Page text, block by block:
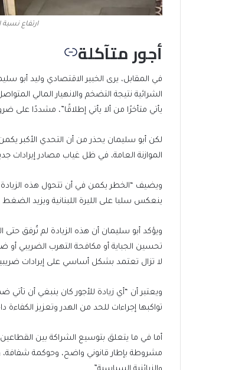
ارتفاع نسبة
أجور متآكلة
في المقابل، يرى الخبير الاقتصادي وليد أبو
الشرائية نتيجة التضخم والانهيار المالي
يأتي متأخرًا من ألا يأتي إطلاقًا”، مشددًا
لكن أبو سليمان يحذر من أن التحدي الأكبر
الموازنة العامة، في ظل غياب مصادر إيرادات
ويضيف “الخطر يكمن في أن تتحول هذه
ينعكس سلبا على الليرة اللبنانية ويزيد
ويؤكد أبو سليمان أن هذه الزيادة لم تُرفق
تحسين الجباية أو مكافحة التهرب الضريبي أو
لا تزال تعتمد بشكل أساسي على إيرادات
ويعتبر أن “أي زيادة للأجور كان ينبغي أن
تواكبها إجراءات للحد من الهدر وتعزيز الكفاءة
أما في ما يتعلق بتوسيع الشراكة بين
مشروطة بإطار قانوني واضح، وحوكمة شفافة،